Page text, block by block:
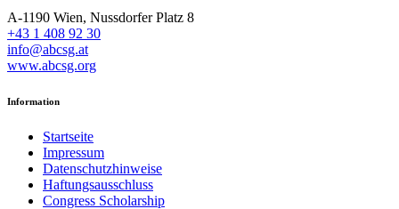
A-1190 Wien, Nussdorfer Platz 8
+43 1 408 92 30
info@abcsg.at
www.abcsg.org
Information
Startseite
Impressum
Datenschutzhinweise
Haftungsausschluss
Congress Scholarship